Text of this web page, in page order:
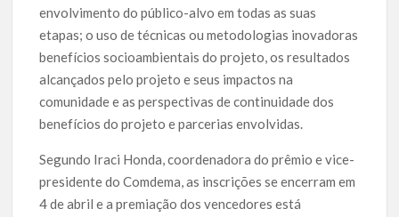
envolvimento do público-alvo em todas as suas
etapas; o uso de técnicas ou metodologias inovadoras
benefícios socioambientais do projeto, os resultados
alcançados pelo projeto e seus impactos na
comunidade e as perspectivas de continuidade dos
benefícios do projeto e parcerias envolvidas.
Segundo Iraci Honda, coordenadora do prêmio e vice-
presidente do Comdema, as inscrições se encerram em
4 de abril e a premiação dos vencedores está